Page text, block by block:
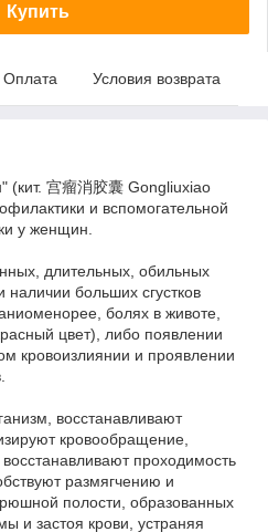
Купить
Оплата Условия возврата
(кит. 宫瘤消胶囊 Gongliuxiao
и вспомогательной
у женщин.
длительных, обильных
больших сгустков
болях в животе,
цвет), либо появлении
кровоизлиянии и проявлении
восстанавливают
кровообращение,
проходимость
размягчению и
полости, образованных
и застоя крови, устраняя